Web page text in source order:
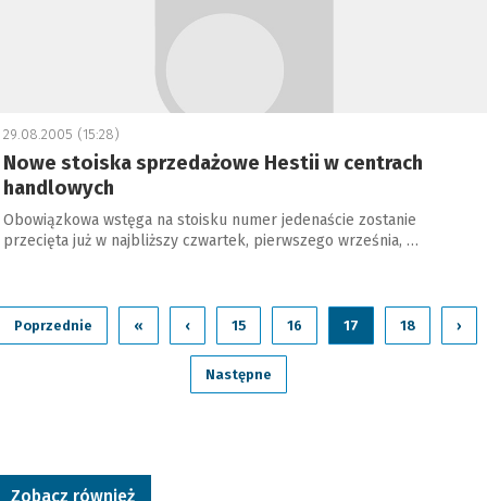
29.08.2005 (15:28)
Nowe stoiska sprzedażowe Hestii w centrach
handlowych
Obowiązkowa wstęga na stoisku numer jedenaście zostanie
przecięta już w najbliższy czwartek, pierwszego września, …
Poprzednie « ‹ 15 16 17 18 ›
Następne
Zobacz również